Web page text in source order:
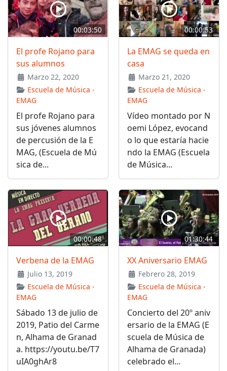
00:03:50
El profe Rojano para
sus alumnos
Marzo 22, 2020
Escuela de Música -
EMAG
El profe Rojano para
sus jóvenes alumnos
de percusión de la E
MAG, (Escuela de Mú
sica de...
00:00:53
La EMAG se queda en
casa
Marzo 21, 2020
Escuela de Música -
EMAG
Vídeo montado por N
oemi López, evocand
o lo que estaría hacie
ndo la EMAG (Escuela
de Música...
00:00:48
Verbena de la EMAG
Julio 13, 2019
Escuela de Música -
EMAG
Sábado 13 de julio de
2019, Patio del Carme
n, Alhama de Granad
a. https://youtu.be/T7
uIA0ghAr8
01:30:44
XX Aniversario EMAG
Febrero 28, 2019
Escuela de Música -
EMAG
Concierto del 20º aniv
ersario de la EMAG (E
scuela de Música de
Alhama de Granada)
celebrado el...